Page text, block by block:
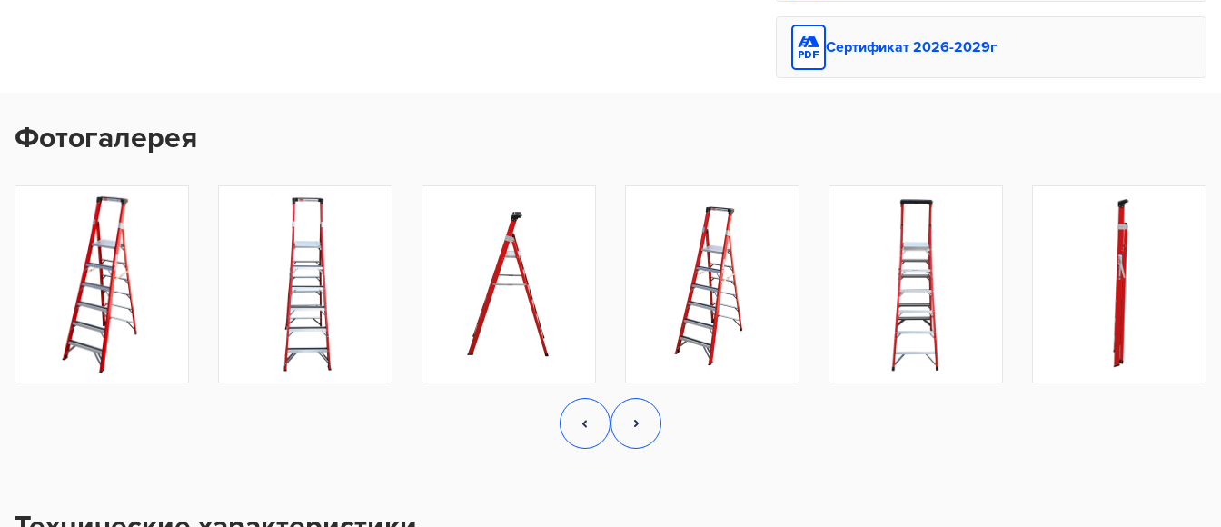
Сертификат 2026-2029г
Фотогалерея